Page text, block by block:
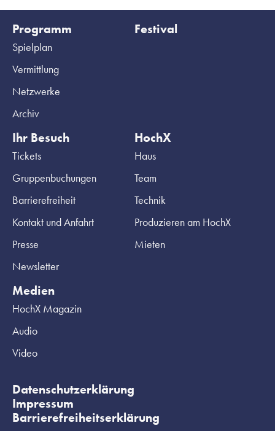
Programm
Spielplan
Vermittlung
Netzwerke
Archiv
Festival
Ihr Besuch
Tickets
Gruppenbuchungen
Barrierefreiheit
Kontakt und Anfahrt
Presse
Newsletter
HochX
Haus
Team
Technik
Produzieren am HochX
Mieten
Medien
HochX Magazin
Audio
Video
Datenschutzerklärung
Impressum
Barrierefreiheitserklärung